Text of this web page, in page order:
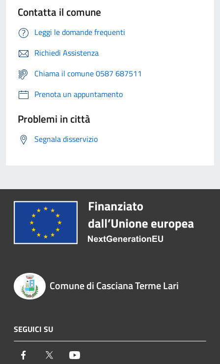
Contatta il comune
Leggi le domande frequenti
Richiedi Assistenza
Chiama il comune 0587 687511
Prenota un appuntamento
Problemi in città
Segnala disservizio
Comune di Casciana Terme Lari
SEGUICI SU
Facebook Twitter